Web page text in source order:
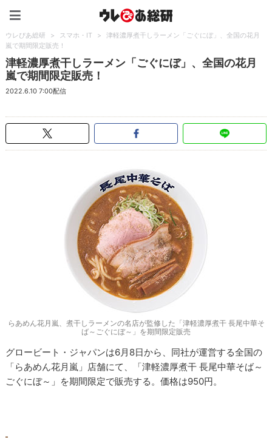
ウレぴあ総研 > スマホ・IT >
津軽濃厚煮干しラーメン「ごぐにぼ」、全国の花月
嵐で期間限定販売！
津軽濃厚煮干しラーメン「ごぐにぼ」、全国の花月
嵐で期間限定販売！
2022.6.10 7:00配信
らあめん花月嵐、煮干しラーメンの名店が監修した「津軽濃厚煮干 長尾中華そ
ば～ごぐにぼ～」を期間限定販売
グロービート・ジャパンは6月8日から、同社が運営する全国の
「らあめん花月嵐」店舗にて、「津軽濃厚煮干 長尾中華そば～
ごぐにぼ～」を期間限定で販売する。価格は950円。